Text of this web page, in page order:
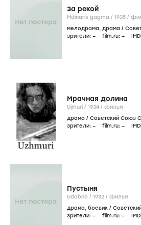
За рекой
Mdinaris gagma / 1935 /
мелодрама, драма /
зрители: – film.ru: –
Мрачная долина
Ujmuri / 1934 / фильм
драма / Советский Союз
зрители: – film.ru: –
Пустыня
Udabno / 1932 / фильм
драма, боевик /
зрители: – film.ru: –